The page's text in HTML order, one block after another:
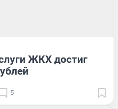
ЖКХ достиг
5